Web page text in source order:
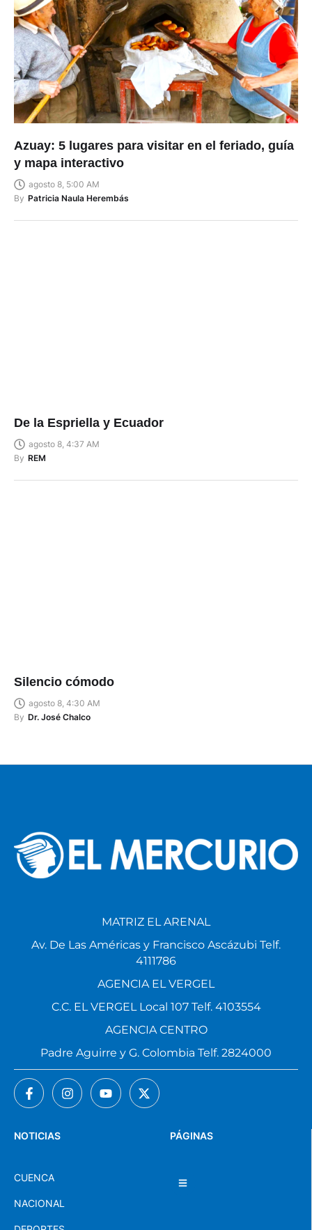
Azuay: 5 lugares para visitar en el feriado, guía
y mapa interactivo
agosto 8, 5:00 AM
By Patricia Naula Herembás
De la Espriella y Ecuador
agosto 8, 4:37 AM
By REM
Silencio cómodo
agosto 8, 4:30 AM
By Dr. José Chalco
PÁGINAS
NOTICIAS
CUENCA
NACIONAL
MATRIZ EL ARENAL
Av. De Las Américas y Francisco Ascázubi Telf.
4111786
AGENCIA EL VERGEL
C.C. EL VERGEL Local 107 Telf. 4103554
AGENCIA CENTRO
Padre Aguirre y G. Colombia Telf. 2824000